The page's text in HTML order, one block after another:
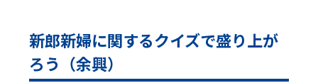
新郎新婦に関するクイズで盛り上が
ろう（余興）